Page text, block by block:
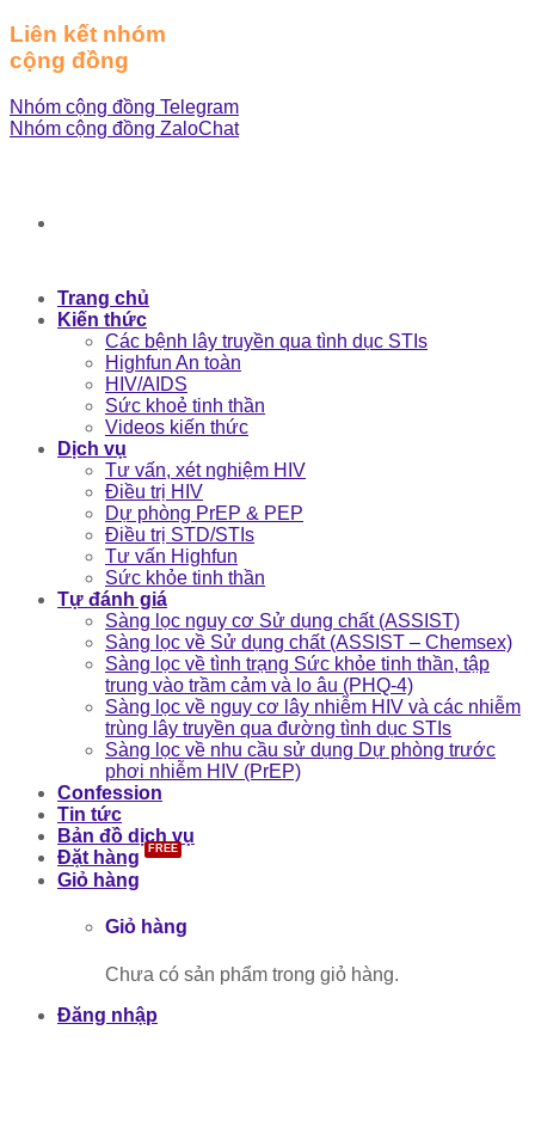
Liên kết nhóm
cộng đồng
Nhóm cộng đồng Telegram
Nhóm cộng đồng ZaloChat
Trang chủ
Kiến thức
Các bệnh lây truyền qua tình dục STIs
Highfun An toàn
HIV/AIDS
Sức khoẻ tinh thần
Videos kiến thức
Dịch vụ
Tư vấn, xét nghiệm HIV
Điều trị HIV
Dự phòng PrEP & PEP
Điều trị STD/STIs
Tư vấn Highfun
Sức khỏe tinh thần
Tự đánh giá
Sàng lọc nguy cơ Sử dụng chất (ASSIST)
Sàng lọc về Sử dụng chất (ASSIST – Chemsex)
Sàng lọc về tình trạng Sức khỏe tinh thần, tập
trung vào trầm cảm và lo âu (PHQ-4)
Sàng lọc về nguy cơ lây nhiễm HIV và các nhiễm
trùng lây truyền qua đường tình dục STIs
Sàng lọc về nhu cầu sử dụng Dự phòng trước
phơi nhiễm HIV (PrEP)
Confession
Tin tức
Bản đồ dịch vụ
Đặt hàng
Giỏ hàng
Giỏ hàng
Chưa có sản phẩm trong giỏ hàng.
Đăng nhập